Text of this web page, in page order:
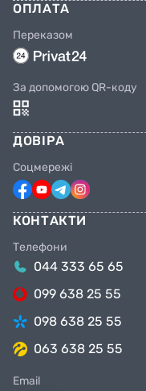
ОПЛАТА
Переказом
За допомогою QR-коду
ДОВІРА
Соцмережі
КОНТАКТИ
Телефони
044 333 65 65
099 638 25 55
098 638 25 55
063 638 25 55
Email